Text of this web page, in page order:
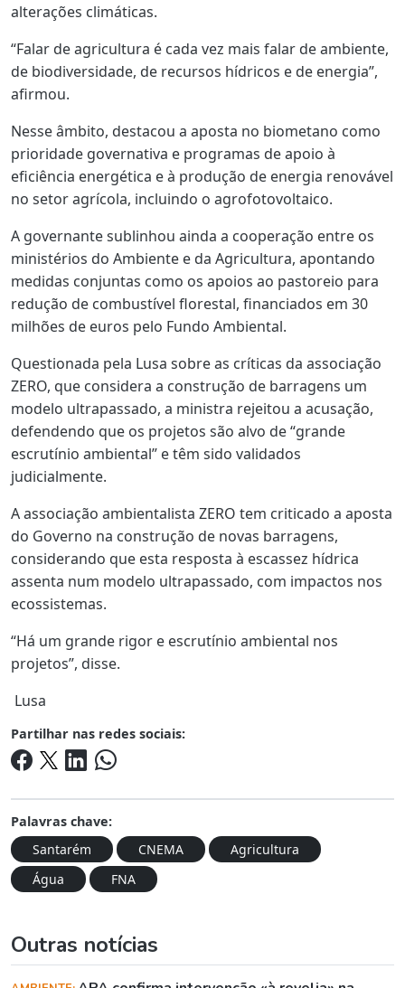
alterações climáticas.
“Falar de agricultura é cada vez mais falar de ambiente,
de biodiversidade, de recursos hídricos e de energia”,
afirmou.
Nesse âmbito, destacou a aposta no biometano como
prioridade governativa e programas de apoio à
eficiência energética e à produção de energia renovável
no setor agrícola, incluindo o agrofotovoltaico.
A governante sublinhou ainda a cooperação entre os
ministérios do Ambiente e da Agricultura, apontando
medidas conjuntas como os apoios ao pastoreio para
redução de combustível florestal, financiados em 30
milhões de euros pelo Fundo Ambiental.
Questionada pela Lusa sobre as críticas da associação
ZERO, que considera a construção de barragens um
modelo ultrapassado, a ministra rejeitou a acusação,
defendendo que os projetos são alvo de “grande
escrutínio ambiental” e têm sido validados
judicialmente.
A associação ambientalista ZERO tem criticado a aposta
do Governo na construção de novas barragens,
considerando que esta resposta à escassez hídrica
assenta num modelo ultrapassado, com impactos nos
ecossistemas.
“Há um grande rigor e escrutínio ambiental nos
projetos”, disse.
Lusa
Partilhar nas redes sociais:
Palavras chave:
Santarém
CNEMA
Agricultura
Água
FNA
Outras notícias